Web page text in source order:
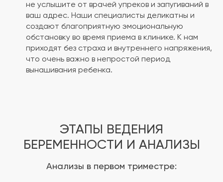
не услышите от врачей упреков и запугиваний в
ваш адрес. Наши специалисты деликатны и
создают благоприятную эмоциональную
обстановку во время приема в клинике. К нам
приходят без страха и внутреннего напряжения,
что очень важно в непростой период
вынашивания ребенка.
ЭТАПЫ ВЕДЕНИЯ
БЕРЕМЕННОСТИ И АНАЛИЗЫ
Анализы в первом триместре: